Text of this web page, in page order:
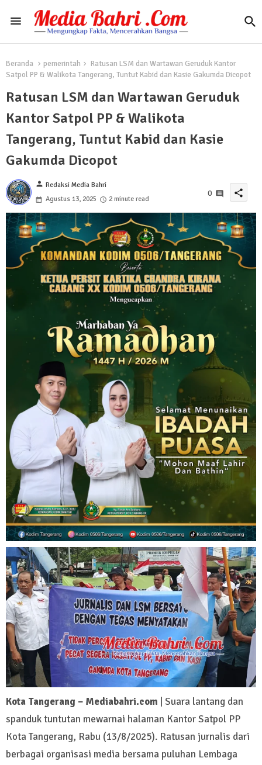
Beranda pemerintah
Ratusan LSM dan Wartawan Geruduk Kantor
Satpol PP & Walikota Tangerang, Tuntut Kabid dan Kasie Gakumda Dicopot
Ratusan LSM dan Wartawan Geruduk
Kantor Satpol PP & Walikota
Tangerang, Tuntut Kabid dan Kasie
Gakumda Dicopot
person Redaksi Media Bahri
Agustus 13, 2025
2 minute read
0 share
Kota Tangerang – Mediabahri.com | Suara lantang dan
spanduk tuntutan mewarnai halaman Kantor Satpol PP
Kota Tangerang, Rabu (13/8/2025). Ratusan jurnalis dari
berbagai organisasi media bersama puluhan Lembaga